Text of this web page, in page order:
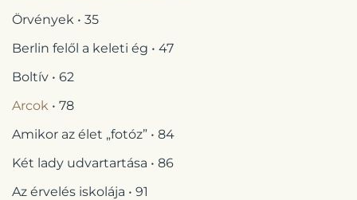
Örvények • 35
Berlin felől a keleti ég • 47
Boltív • 62
Arcok • 78
Amikor az élet „fotóz” • 84
Két lady udvartartása • 86
Az érvelés iskolája • 91